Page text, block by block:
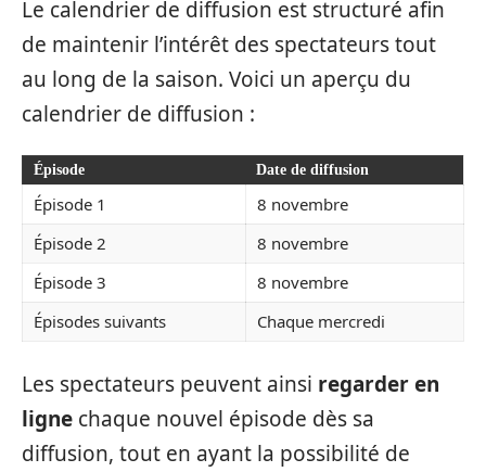
Le calendrier de diffusion est structuré afin
de maintenir l’intérêt des spectateurs tout
au long de la saison. Voici un aperçu du
calendrier de diffusion :
Épisode Date de diffusion
Épisode 1
8 novembre
Épisode 2
8 novembre
Épisode 3
8 novembre
Épisodes suivants
Chaque mercredi
Les spectateurs peuvent ainsi regarder en
ligne chaque nouvel épisode dès sa
diffusion, tout en ayant la possibilité de